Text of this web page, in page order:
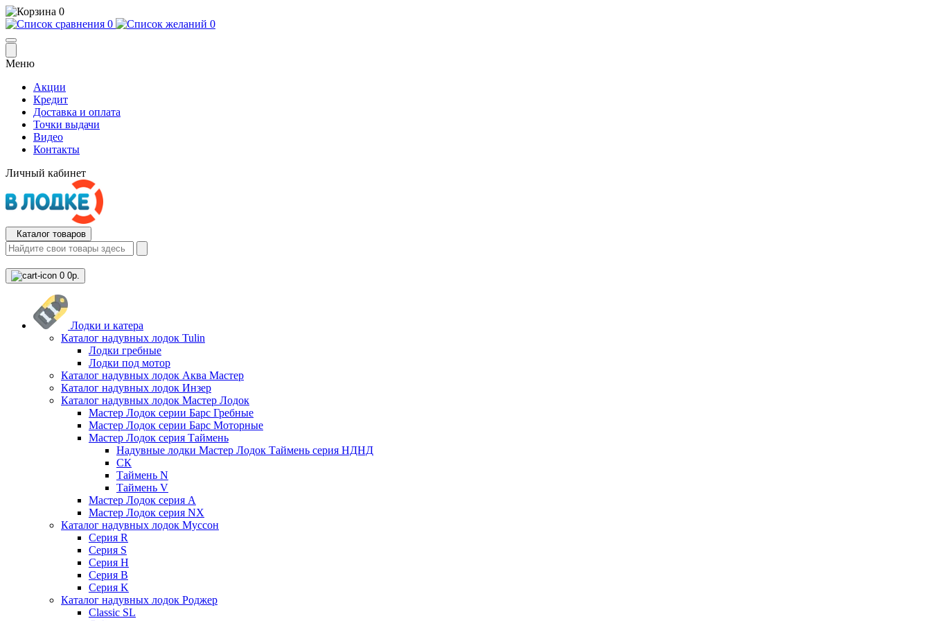
0
0
0
Меню
Акции
Кредит
Доставка и оплата
Точки выдачи
Видео
Контакты
Личный кабинет
Каталог товаров
0 0р.
Лодки и катера
Каталог надувных лодок Tulin
Лодки гребные
Лодки под мотор
Каталог надувных лодок Аква Мастер
Каталог надувных лодок Инзер
Каталог надувных лодок Мастер Лодок
Мастер Лодок серии Барс Гребные
Мастер Лодок серии Барс Моторные
Мастер Лодок серия Таймень
Надувные лодки Мастер Лодок Таймень серия НДНД
СК
Таймень N
Таймень V
Мастер Лодок серия А
Мастер Лодок серия NX
Каталог надувных лодок Муссон
Серия R
Серия S
Серия H
Серия B
Серия K
Каталог надувных лодок Роджер
Classic SL